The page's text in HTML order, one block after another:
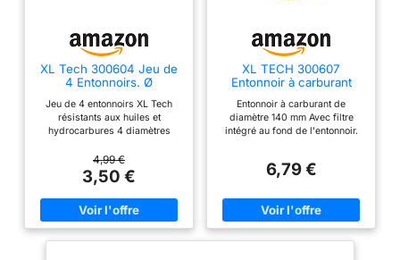
XL Tech 300604 Jeu de
4 Entonnoirs. Ø
résistants aux huiles et
hydrocarbures,
orange|yellow|peach
Jeu de 4 entonnoirs XL Tech
résistants aux huiles et
hydrocarbures 4 diamètres
75 mm / 100 mm / 120 mm
Extrémité du goulot biseauté.
Diamètres intérieurs des
embouts : 6 mm / 11 mm / 12 mm
/ 16 mm Entonnoirs empilables
pour un encombrement réduit,
avec tige de maintien ou fixable
4,99 €
3,50 €
XL TECH 300607
Entonnoir à carburant
flexible, jaune
Entonnoir à carburant de
diamètre 140 mm Avec filtre
intégré au fond de l'entonnoir.
facilité. Diamètre embout :
mm. Longueur totale de la
rallonge développée : environ
375mm Entonnoir en plastique
haute qualité, résistant aux
6,79 €